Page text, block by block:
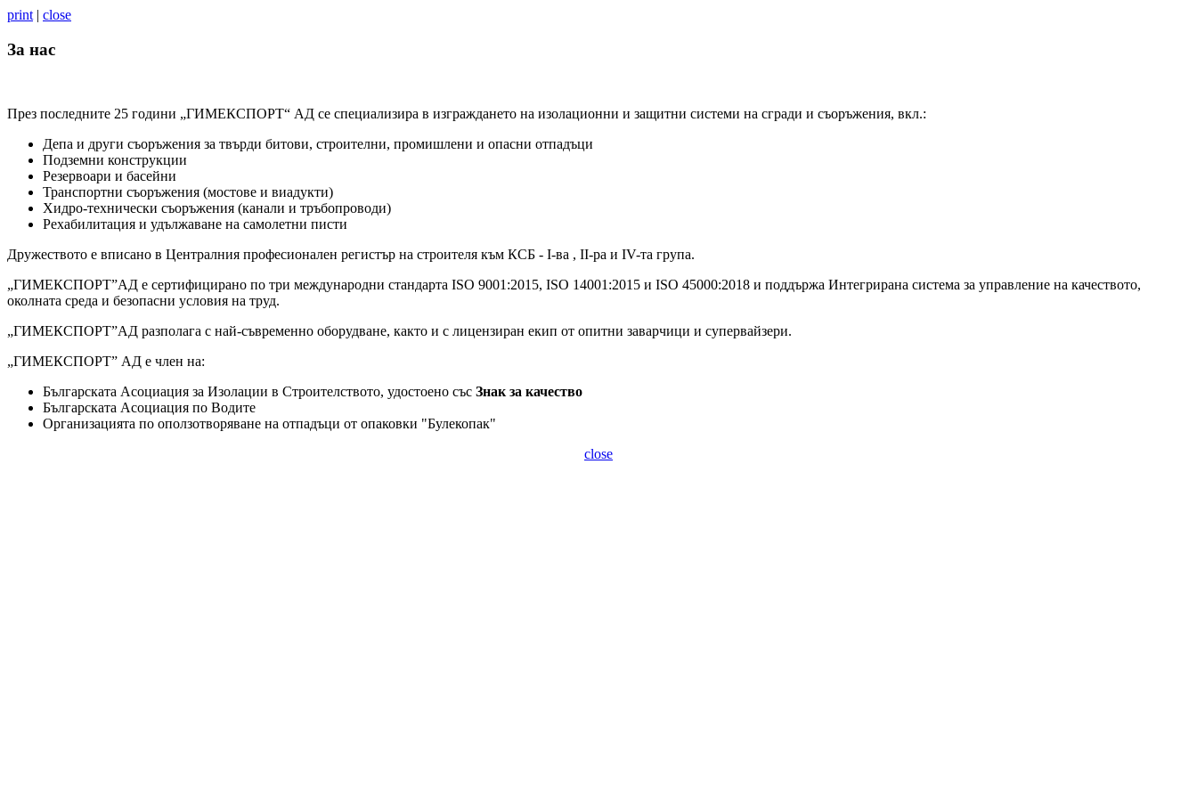
print | close
За нас
През последните 25 години „ГИМЕКСПОРТ“ АД се специализира в изграждането на изолационни и защитни системи на сгради и съоръжения, вкл.:
Депа и други съоръжения за твърди битови, строителни, промишлени и опасни отпадъци
Подземни конструкции
Резервоари и басейни
Транспортни съоръжения (мостове и виадукти)
Хидро-технически съоръжения (канали и тръбопроводи)
Рехабилитация и удължаване на самолетни писти
Дружеството е вписано в Централния професионален регистър на строителя към КСБ - I-ва , II-ра и IV-та група.
„ГИМЕКСПОРТ”АД е сертифицирано по три международни стандарта ISO 9001:2015, ISO 14001:2015 и ISO 45000:2018 и поддържа Интегрирана система за управление на качеството,
околната среда и безопасни условия на труд.
„ГИМЕКСПОРТ”АД разполага с най-съвременно оборудване, както и с лицензиран екип от опитни заварчици и супервайзери.
„ГИМЕКСПОРТ” АД е член на:
Българската Асоциация за Изолации в Строителството, удостоено със Знак за качество
Българската Асоциация по Водите
Организацията по оползотворяване на отпадъци от опаковки "Булекопак"
close